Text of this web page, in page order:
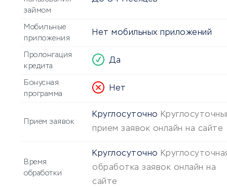
займом
Мобильные
приложения
Нет мобильных приложений
Пролонгация
кредита
Да
Бонусная
программа
Нет
Прием заявок
Круглосуточно
прием заявок онлайн на сайте
Время
обработки
Круглосуточно
обработка заявок онлайн на
сайте